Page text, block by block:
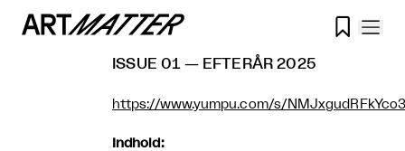

ISSUE 01 — EFTERÅR 2025
https://www.yumpu.com/s/
Indhold: